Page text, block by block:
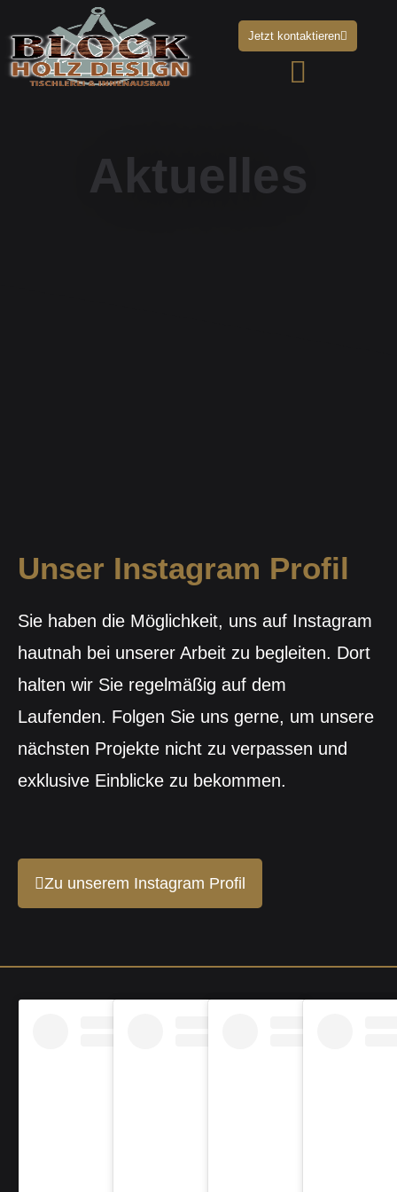
Jetzt kontaktieren
Aktuelles
Unser Instagram Profil
Sie haben die Möglichkeit, uns auf Instagram
hautnah bei unserer Arbeit zu begleiten. Dort
halten wir Sie regelmäßig auf dem
Laufenden. Folgen Sie uns gerne, um unsere
nächsten Projekte nicht zu verpassen und
exklusive Einblicke zu bekommen.
Zu unserem Instagram Profil